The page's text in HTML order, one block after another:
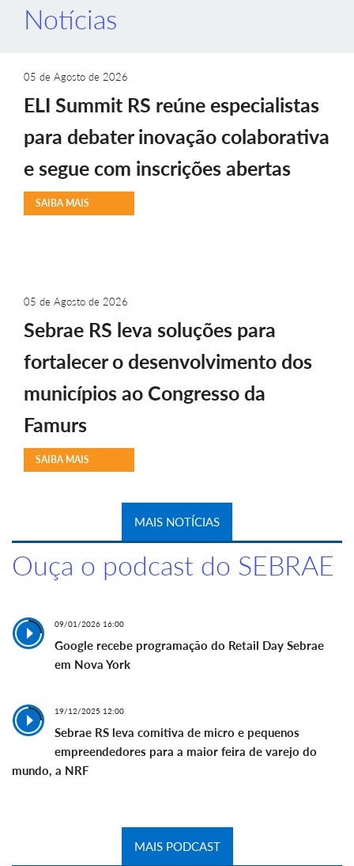
Notícias
05 de Agosto de 2026
ELI Summit RS reúne especialistas
para debater inovação colaborativa
e segue com inscrições abertas
SAIBA MAIS
05 de Agosto de 2026
Sebrae RS leva soluções para
fortalecer o desenvolvimento dos
municípios ao Congresso da
Famurs
SAIBA MAIS
MAIS NOTÍCIAS
Ouça o podcast do SEBRAE
09/01/2026 16:00
Google recebe programação do Retail Day Sebrae
em Nova York
19/12/2025 12:00
Sebrae RS leva comitiva de micro e pequenos
empreendedores para a maior feira de varejo do
mundo, a NRF
MAIS PODCAST